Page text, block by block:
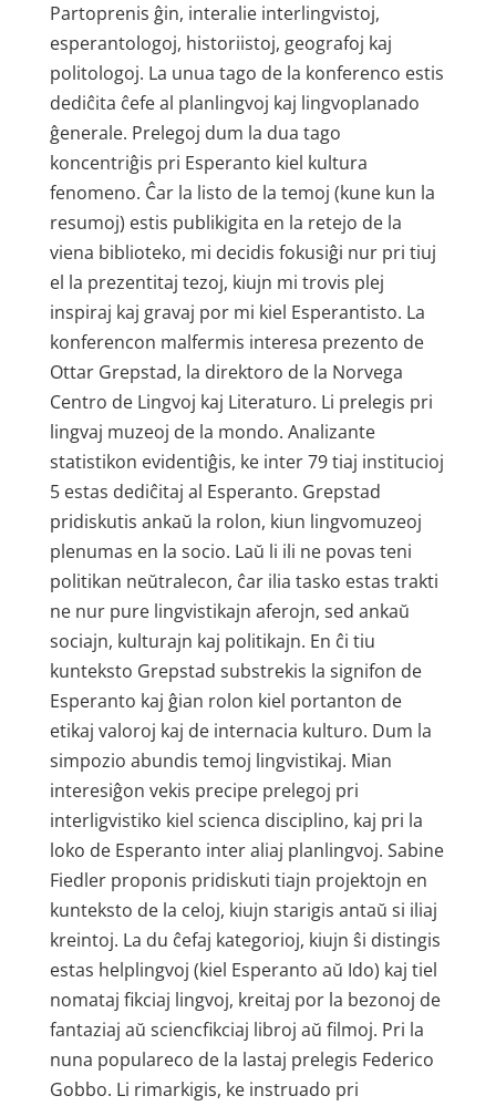
Partoprenis ĝin, interalie interlingvistoj,
esperantologoj, historiistoj, geografoj kaj
politologoj. La unua tago de la konferenco estis
dediĉita ĉefe al planlingvoj kaj lingvoplanado
ĝenerale. Prelegoj dum la dua tago
koncentriĝis pri Esperanto kiel kultura
fenomeno. Ĉar la listo de la temoj (kune kun la
resumoj) estis publikigita en la retejo de la
viena biblioteko, mi decidis fokusiĝi nur pri tiuj
el la prezentitaj tezoj, kiujn mi trovis plej
inspiraj kaj gravaj por mi kiel Esperantisto. La
konferencon malfermis interesa prezento de
Ottar Grepstad, la direktoro de la Norvega
Centro de Lingvoj kaj Literaturo. Li prelegis pri
lingvaj muzeoj de la mondo. Analizante
statistikon evidentiĝis, ke inter 79 tiaj institucioj
5 estas dediĉitaj al Esperanto. Grepstad
pridiskutis ankaŭ la rolon, kiun lingvomuzeoj
plenumas en la socio. Laŭ li ili ne povas teni
politikan neŭtralecon, ĉar ilia tasko estas trakti
ne nur pure lingvistikajn aferojn, sed ankaŭ
sociajn, kulturajn kaj politikajn. En ĉi tiu
kunteksto Grepstad substrekis la signifon de
Esperanto kaj ĝian rolon kiel portanton de
etikaj valoroj kaj de internacia kulturo. Dum la
simpozio abundis temoj lingvistikaj. Mian
interesiĝon vekis precipe prelegoj pri
interligvistiko kiel scienca disciplino, kaj pri la
loko de Esperanto inter aliaj planlingvoj. Sabine
Fiedler proponis pridiskuti tiajn projektojn en
kunteksto de la celoj, kiujn starigis antaŭ si iliaj
kreintoj. La du ĉefaj kategorioj, kiujn ŝi distingis
estas helplingvoj (kiel Esperanto aŭ Ido) kaj tiel
nomataj fikciaj lingvoj, kreitaj por la bezonoj de
fantaziaj aŭ sciencfikciaj libroj aŭ filmoj. Pri la
nuna populareco de la lastaj prelegis Federico
Gobbo. Li rimarkigis, ke instruado pri